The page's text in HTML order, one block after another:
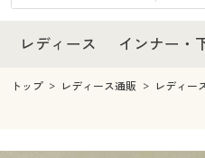
レディースファッション
インナー・下着
インナー・下着通販すべて
メンズ
レディース インナー・
レディースファッション
インナー・下着通販すべて
メンズ
トップ レディース通販 レディー